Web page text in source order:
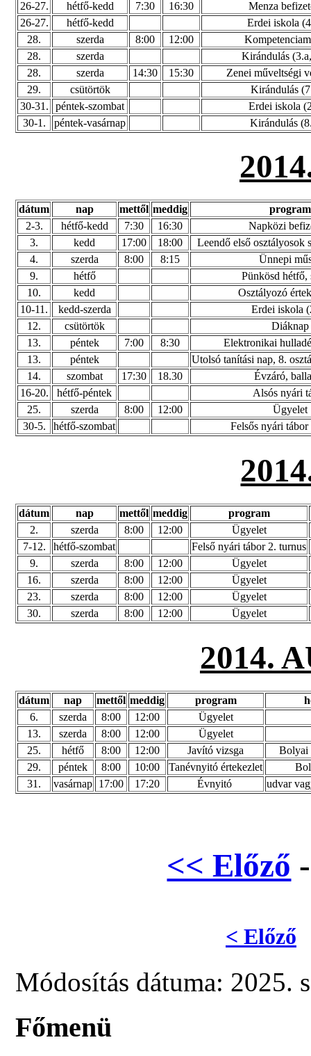
26-27. hétfő-kedd 7:30 16:30
Menza
26-27.
hétfő-kedd
Erdei iskola
28.
szerda 8:00 12:00
28.
szerda
Kirándulás
28.
szerda 14:30 15:30
Zenei műveltségi
29.
csütörtök
Kirándulás
30-31.
péntek-szombat
Erdei iskola
30-1.
péntek-vasárnap Kirándulás
dátum nap mettől meddig
program
2-3.
hétfő-kedd 7:30 16:30
Napközi
3.
kedd 17:00 18:00
Leendő első osztályosok
4.
szerda 8:00 8:15
Ünnepi
9.
hétfő
Pünkösd hétfő,
10.
kedd
Osztályozó
10-11.
kedd-szerda
Erdei iskola
12.
csütörtök
Diáknap
13.
péntek 7:00 8:30
Elektronikai
13.
péntek
Utolsó tanítási nap, 8.
14.
szombat 17:30 18.30
Évzáró,
16-20.
hétfő-péntek
Alsós nyári
25.
szerda 8:00 12:00
Ügyelet
30-5.
hétfő-szombat Felsős nyári
dátum nap mettől meddig
program
2.
szerda 8:00 12:00
Ügyelet
7-12.
hétfő-szombat Felső nyári tábor 2. turnus
9.
szerda 8:00 12:00
Ügyelet
16.
szerda 8:00 12:00
Ügyelet
23.
szerda 8:00 12:00
Ügyelet
30.
szerda 8:00 12:00 Ügyelet
2014.
dátum nap mettől meddig program
6.
szerda 8:00 12:00
Ügyelet
13.
szerda 8:00 12:00
Ügyelet
25.
hétfő 8:00 12:00 Javító vizsga
Bolyai
29.
péntek 8:00 10:00 Tanévnyitó értekezlet
31.
vasárnap 17:00 17:20 Évnyitó udvar
<< Előző
< Előző
Módosítás dátuma: 2025.
Főmenü